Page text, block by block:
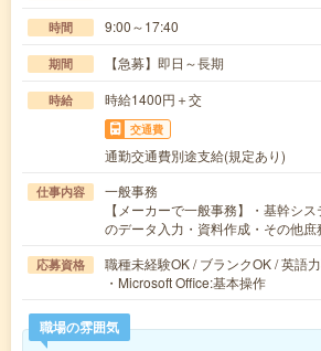
時間 9:00～17:40
期間 【急募】即日～長期
時給 時給1400円＋交
交通費
通勤交通費別途支給(規定あり)
仕事内容
一般事務
【メーカーで一般事務】・基幹シ
のデータ入力・資料作成・その他
応募資格
職種未経験OK / ブランクOK / 英語
・Microsoft Office:基本操作
職場の雰囲気